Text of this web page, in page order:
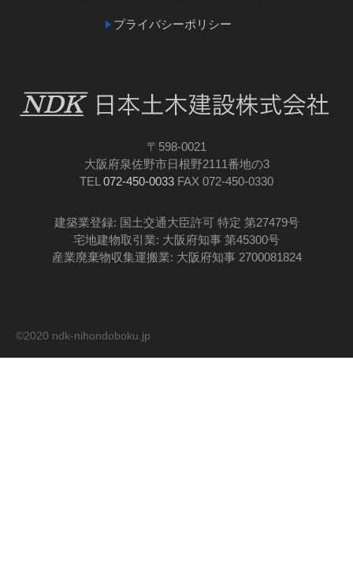
プライバシーポリシー
〒598-0021
大阪府泉佐野市日根野2111番地の3
TEL 072-450-0033 FAX 072-450-0330
建築業登録: 国土交通大臣許可 特定 第27479号
宅地建物取引業: 大阪府知事 第45300号
産業廃棄物収集運搬業: 大阪府知事 2700081824
©2020 ndk-nihondoboku.jp